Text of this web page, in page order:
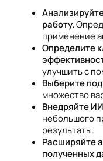
работу.
применение
Определите
улучшить с
Выберите
множество
Внедряйте
небольшого
результаты.
Расширяйте
полученных